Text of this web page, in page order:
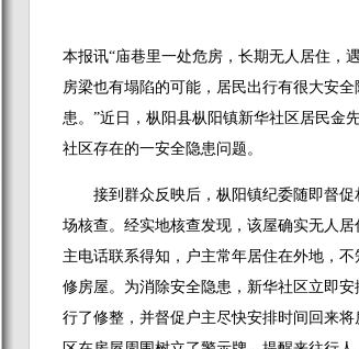
本报讯“庙巷里一处危房，长期无人居住，
房梁也有塌陷的可能，居民出行有很大安
患。”近日，枞阳县枞阳镇新华社区居民金
社区存在的一安全隐患问题。
接到群众反映后，枞阳镇纪委随即督促
场核查。经实地核查发现，该屋确实无人
主电话联系得知，户主常年居住在外地，
修房屋。为消除安全隐患，新华社区立即
行了修整，并督促户主尽快安排时间回来